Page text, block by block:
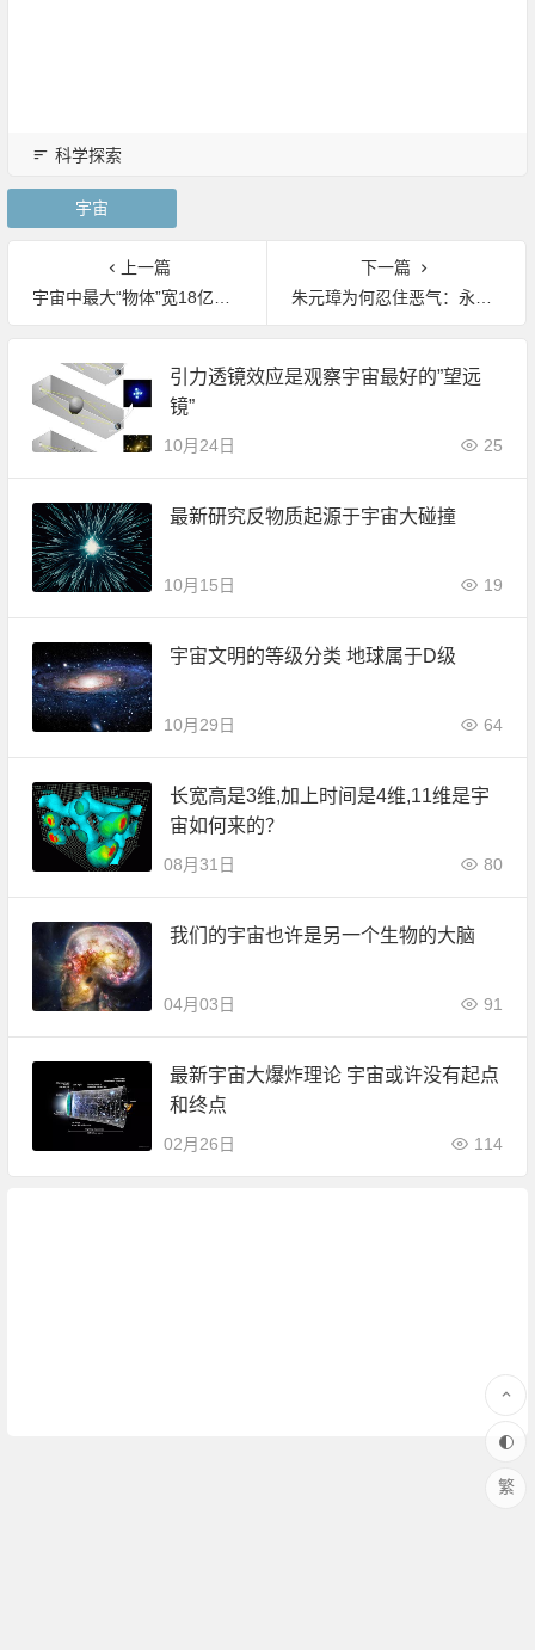
科学探索
宇宙
上一篇
宇宙中最大“物体”宽18亿光年|宇宙
下一篇
朱元璋为何忍住恶气：永远不攻打日本这国家！|野史秘闻
引力透镜效应是观察宇宙最好的”望远
镜”
10月24日 25
最新研究反物质起源于宇宙大碰撞
10月15日 19
宇宙文明的等级分类 地球属于D级
10月29日 64
长宽高是3维,加上时间是4维,11维是宇
宙如何来的？
08月31日 80
我们的宇宙也许是另一个生物的大脑
04月03日 91
最新宇宙大爆炸理论 宇宙或许没有起点
和终点
02月26日 114
繁